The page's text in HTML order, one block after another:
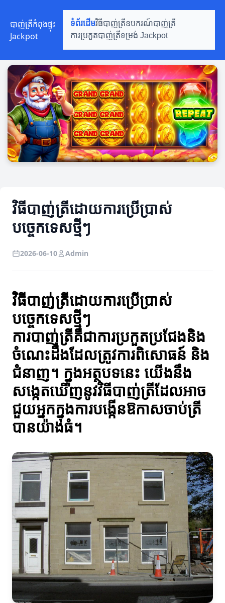
បាញ់ត្រីកំពុងផ្ទុះ
Jackpot
ទំព័រដើមវិធីបាញ់ត្រីឧបករណ៍បាញ់ត្រី
ការប្រកួតបាញ់ត្រីទម្រង់ Jackpot
វិធីបាញ់ត្រីដោយការប្រើប្រាស់
បច្ចេកទេសថ្មីៗ
2026-06-10 Admin
វិធីបាញ់ត្រីដោយការប្រើប្រាស់
បច្ចេកទេសថ្មីៗ
ការបាញ់ត្រីគឺជាការប្រកួតប្រជែងនិង
ចំណេះដឹងដែលត្រូវការពិសោធន៍ និង
ជំនាញ។ ក្នុងអត្ថបទនេះ យើងនឹង
សង្កេតឃើញនូវវិធីបាញ់ត្រីដែលអាច
ជួយអ្នកក្នុងការបង្កើនឱកាសចាប់ត្រី
បានយ៉ាងធំ។